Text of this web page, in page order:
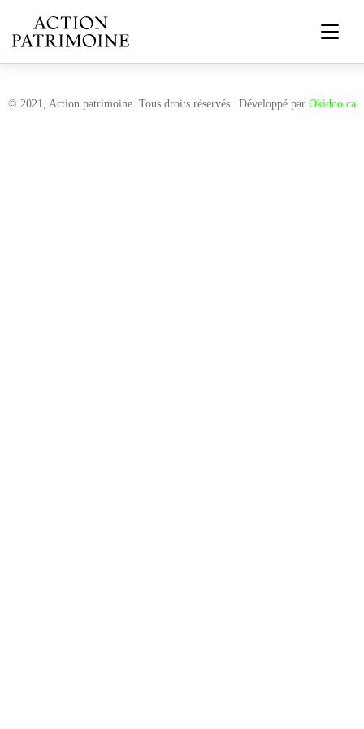
© 2021, Action patrimoine. Tous droits réservés. Développé par Okidoo.ca